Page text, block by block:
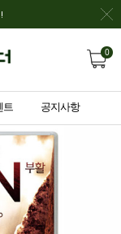
0
트 공지사항